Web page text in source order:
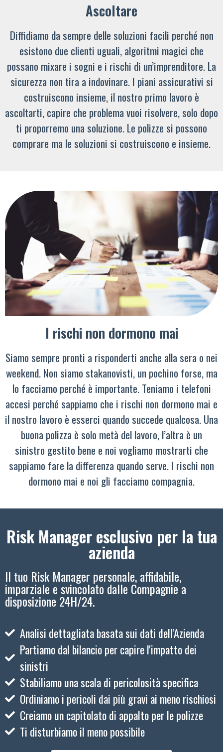
Ascoltare
Diffidiamo da sempre delle soluzioni facili perché non
esistono due clienti uguali, algoritmi magici che
possano mixare i sogni e i rischi di un’imprenditore. La
sicurezza non tira a indovinare. I piani assicurativi si
costruiscono insieme, il nostro primo lavoro è
ascoltarti, capire che problema vuoi risolvere, solo dopo
ti proporremo una soluzione. Le polizze si possono
comprare ma le soluzioni si costruiscono e insieme.
I rischi non dormono mai
Siamo sempre pronti a risponderti anche alla sera o nei
weekend. Non siamo stakanovisti, un pochino forse, ma
lo facciamo perché è importante. Teniamo i telefoni
accesi perché sappiamo che i rischi non dormono mai e
il nostro lavoro è esserci quando succede qualcosa. Una
buona polizza è solo metà del lavoro, l’altra è un
sinistro gestito bene e noi vogliamo mostrarti che
sappiamo fare la differenza quando serve. I rischi non
dormono mai e noi gli facciamo compagnia.
Risk Manager esclusivo per la tua
azienda
Il tuo Risk Manager personale, affidabile,
imparziale e svincolato dalle Compagnie a
disposizione 24H/24.
Analisi dettagliata basata sui dati dell'Azienda
Partiamo dal bilancio per capire l'impatto dei
sinistri
Stabiliamo una scala di pericolosità specifica
Ordiniamo i pericoli dai più gravi ai meno rischiosi
Creiamo un capitolato di appalto per le polizze
Ti disturbiamo il meno possibile